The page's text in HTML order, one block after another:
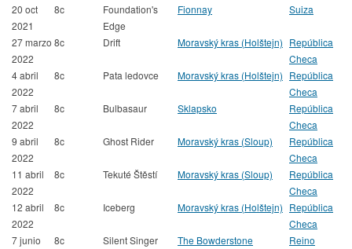
20 oct
2021
8c
Foundation's
Edge
Fionnay Suiza
27 marzo
2022
8c Drift Moravský kras (Holštejn) República
Checa
4 abril
2022
8c Pata ledovce Moravský kras (Holštejn) República
Checa
7 abril
2022
8c Bulbasaur Sklapsko
República
Checa
9 abril
2022
8c Ghost Rider Moravský kras (Sloup)
República
Checa
11 abril
2022
8c Tekuté Štěstí Moravský kras (Sloup)
República
Checa
12 abril
2022
8c Iceberg Moravský kras (Holštejn) República
Checa
7 junio
8c Silent Singer The Bowderstone
Reino